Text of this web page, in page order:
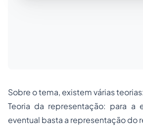
Sobre o tema, existem várias teorias:
Teoria da representação: para a
eventual basta a representação do